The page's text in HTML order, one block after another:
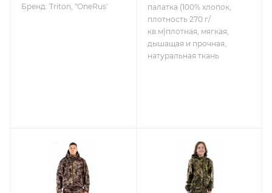
Бренд: Triton, "OneRus'
палатка (100% хлопок,
плотность 270 г/
кв.м)плотная, мягкая,
дышащая и прочная,
натуральная ткань